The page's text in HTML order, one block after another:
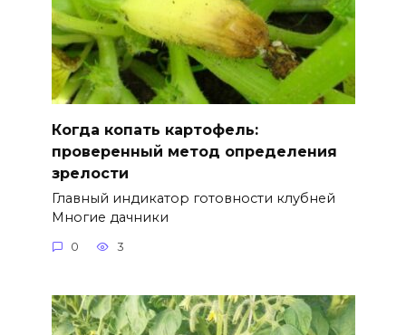
Когда копать картофель:
проверенный метод определения
зрелости
Главный индикатор готовности клубней
Многие дачники
0 3